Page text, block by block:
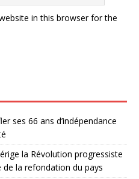
in this browser for the
ses 66 ans d’indépendance
la Révolution progressiste
la refondation du pays